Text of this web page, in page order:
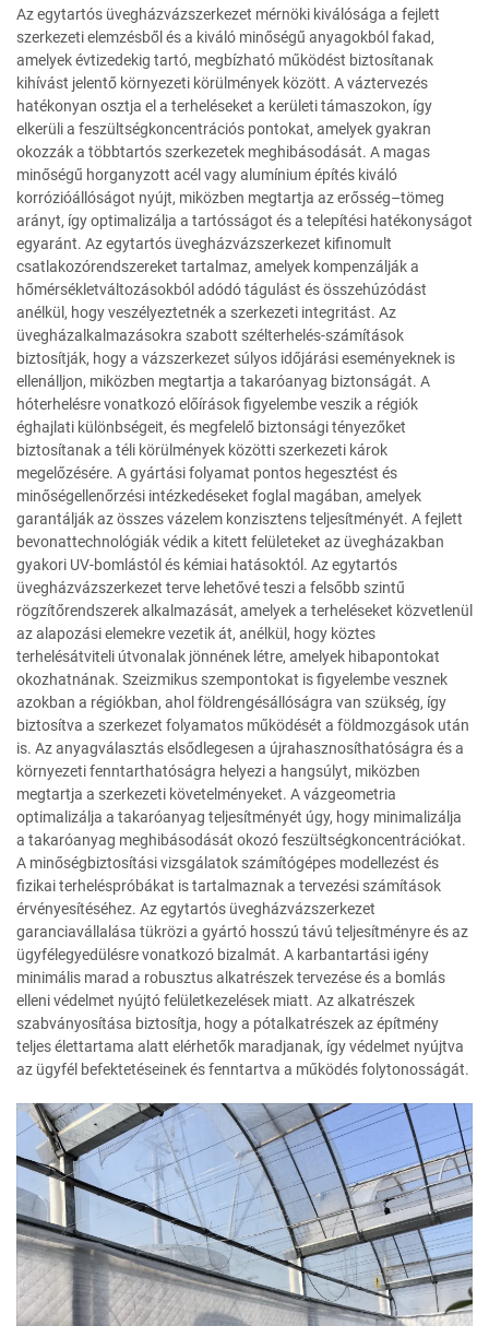
Az egytartós üvegházvázszerkezet mérnöki kiválósága a fejlett
szerkezeti elemzésből és a kiváló minőségű anyagokból fakad,
amelyek évtizedekig tartó, megbízható működést biztosítanak
kihívást jelentő környezeti körülmények között. A váztervezés
hatékonyan osztja el a terheléseket a kerületi támaszokon, így
elkerüli a feszültségkoncentrációs pontokat, amelyek gyakran
okozzák a többtartós szerkezetek meghibásodását. A magas
minőségű horganyzott acél vagy alumínium építés kiváló
korrózióállóságot nyújt, miközben megtartja az erősség–tömeg
arányt, így optimalizálja a tartósságot és a telepítési hatékonyságot
egyaránt. Az egytartós üvegházvázszerkezet kifinomult
csatlakozórendszereket tartalmaz, amelyek kompenzálják a
hőmérsékletváltozásokból adódó tágulást és összehúzódást
anélkül, hogy veszélyeztetnék a szerkezeti integritást. Az
üvegházalkalmazásokra szabott szélterhelés-számítások
biztosítják, hogy a vázszerkezet súlyos időjárási eseményeknek is
ellenálljon, miközben megtartja a takaróanyag biztonságát. A
hóterhelésre vonatkozó előírások figyelembe veszik a régiók
éghajlati különbségeit, és megfelelő biztonsági tényezőket
biztosítanak a téli körülmények közötti szerkezeti károk
megelőzésére. A gyártási folyamat pontos hegesztést és
minőségellenőrzési intézkedéseket foglal magában, amelyek
garantálják az összes vázelem konzisztens teljesítményét. A fejlett
bevonattechnológiák védik a kitett felületeket az üvegházakban
gyakori UV-bomlástól és kémiai hatásoktól. Az egytartós
üvegházvázszerkezet terve lehetővé teszi a felsőbb szintű
rögzítőrendszerek alkalmazását, amelyek a terheléseket közvetlenül
az alapozási elemekre vezetik át, anélkül, hogy köztes
terhelésátviteli útvonalak jönnének létre, amelyek hibapontokat
okozhatnának. Szeizmikus szempontokat is figyelembe vesznek
azokban a régiókban, ahol földrengésállóságra van szükség, így
biztosítva a szerkezet folyamatos működését a földmozgások után
is. Az anyagválasztás elsődlegesen a újrahasznosíthatóságra és a
környezeti fenntarthatóságra helyezi a hangsúlyt, miközben
megtartja a szerkezeti követelményeket. A vázgeometria
optimalizálja a takaróanyag teljesítményét úgy, hogy minimalizálja
a takaróanyag meghibásodását okozó feszültségkoncentrációkat.
A minőségbiztosítási vizsgálatok számítógépes modellezést és
fizikai terheléspróbákat is tartalmaznak a tervezési számítások
érvényesítéséhez. Az egytartós üvegházvázszerkezet
garanciavállalása tükrözi a gyártó hosszú távú teljesítményre és az
ügyfélegyedülésre vonatkozó bizalmát. A karbantartási igény
minimális marad a robusztus alkatrészek tervezése és a bomlás
elleni védelmet nyújtó felületkezelések miatt. Az alkatrészek
szabványosítása biztosítja, hogy a pótalkatrészek az építmény
teljes élettartama alatt elérhetők maradjanak, így védelmet nyújtva
az ügyfél befektetéseinek és fenntartva a működés folytonosságát.